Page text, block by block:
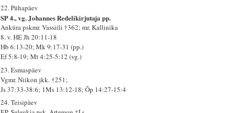
22. Pühapäev
SP 4., vg. Johannes Redelikirjutaja pp.
Anküra pskmr. Vassiili †362; mr. Kallinika
8. v. HE Jh 20:11-18
Hb 6:13-20; Mk 9:17-31 (pp.)
Ef 5:8-19; Mt 4:25-5:12 (vg.)
23. Esmaspäev
Vgmr. Niikon jkk. †251;
Js 37:33-38:6; 1Ms 13:12-18; Õp 14:27-15:4
24. Teisipäev